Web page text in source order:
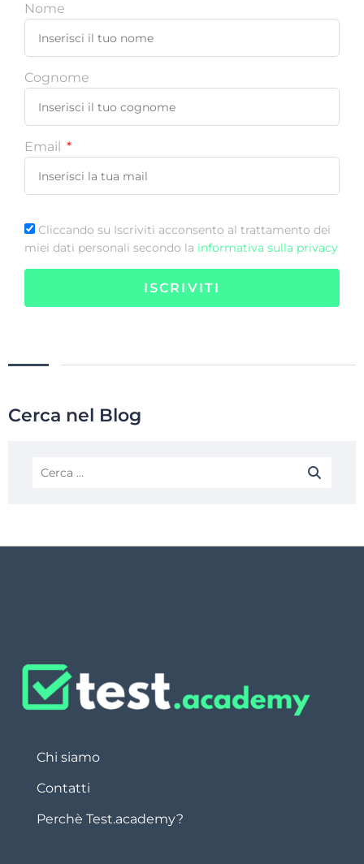
Nome
Cognome
Email
Cliccando su Iscriviti acconsento al trattamento dei
miei dati personali secondo la informativa sulla privacy
ISCRIVITI
Cerca nel Blog
Chi siamo
Contatti
Perchè Test.academy?